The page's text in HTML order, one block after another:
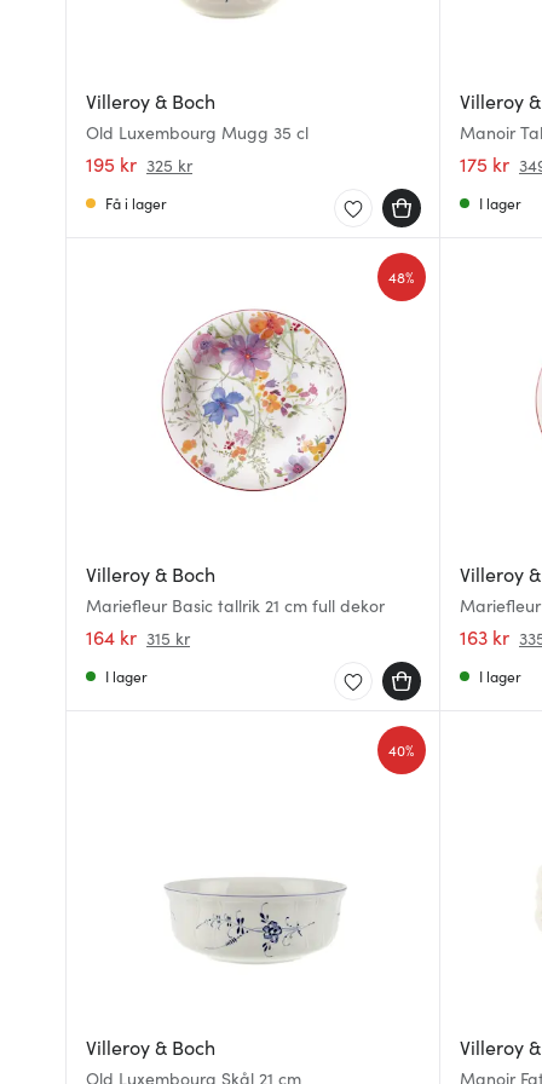
Villeroy & Boch
Old Luxembourg Mugg 35 cl
195 kr 325 kr
Få i lager
Villeroy
175 kr
I lager
Villeroy & Boch
Mariefleur Basic tallrik 21 cm full dekor
164 kr 315 kr
48%
I lager
Villeroy
163 kr
I lager
Villeroy & Boch
Old Luxembourg Skål 21 cm
40%
Villeroy
Manoir